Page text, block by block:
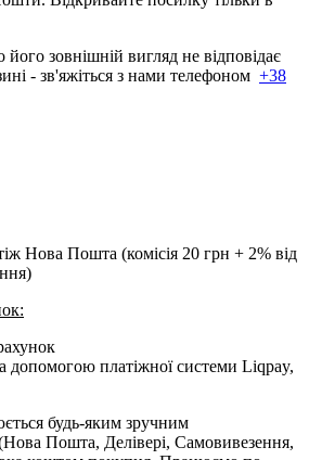
його зовнішній вигляд не відповідає
- зв'яжіться з нами телефоном +38
Нова Пошта (комісія 20 грн + 2% від
допомогою платіжної системи Liqpay,
будь-яким зручним
Пошта, Делівері, Самовивезення,